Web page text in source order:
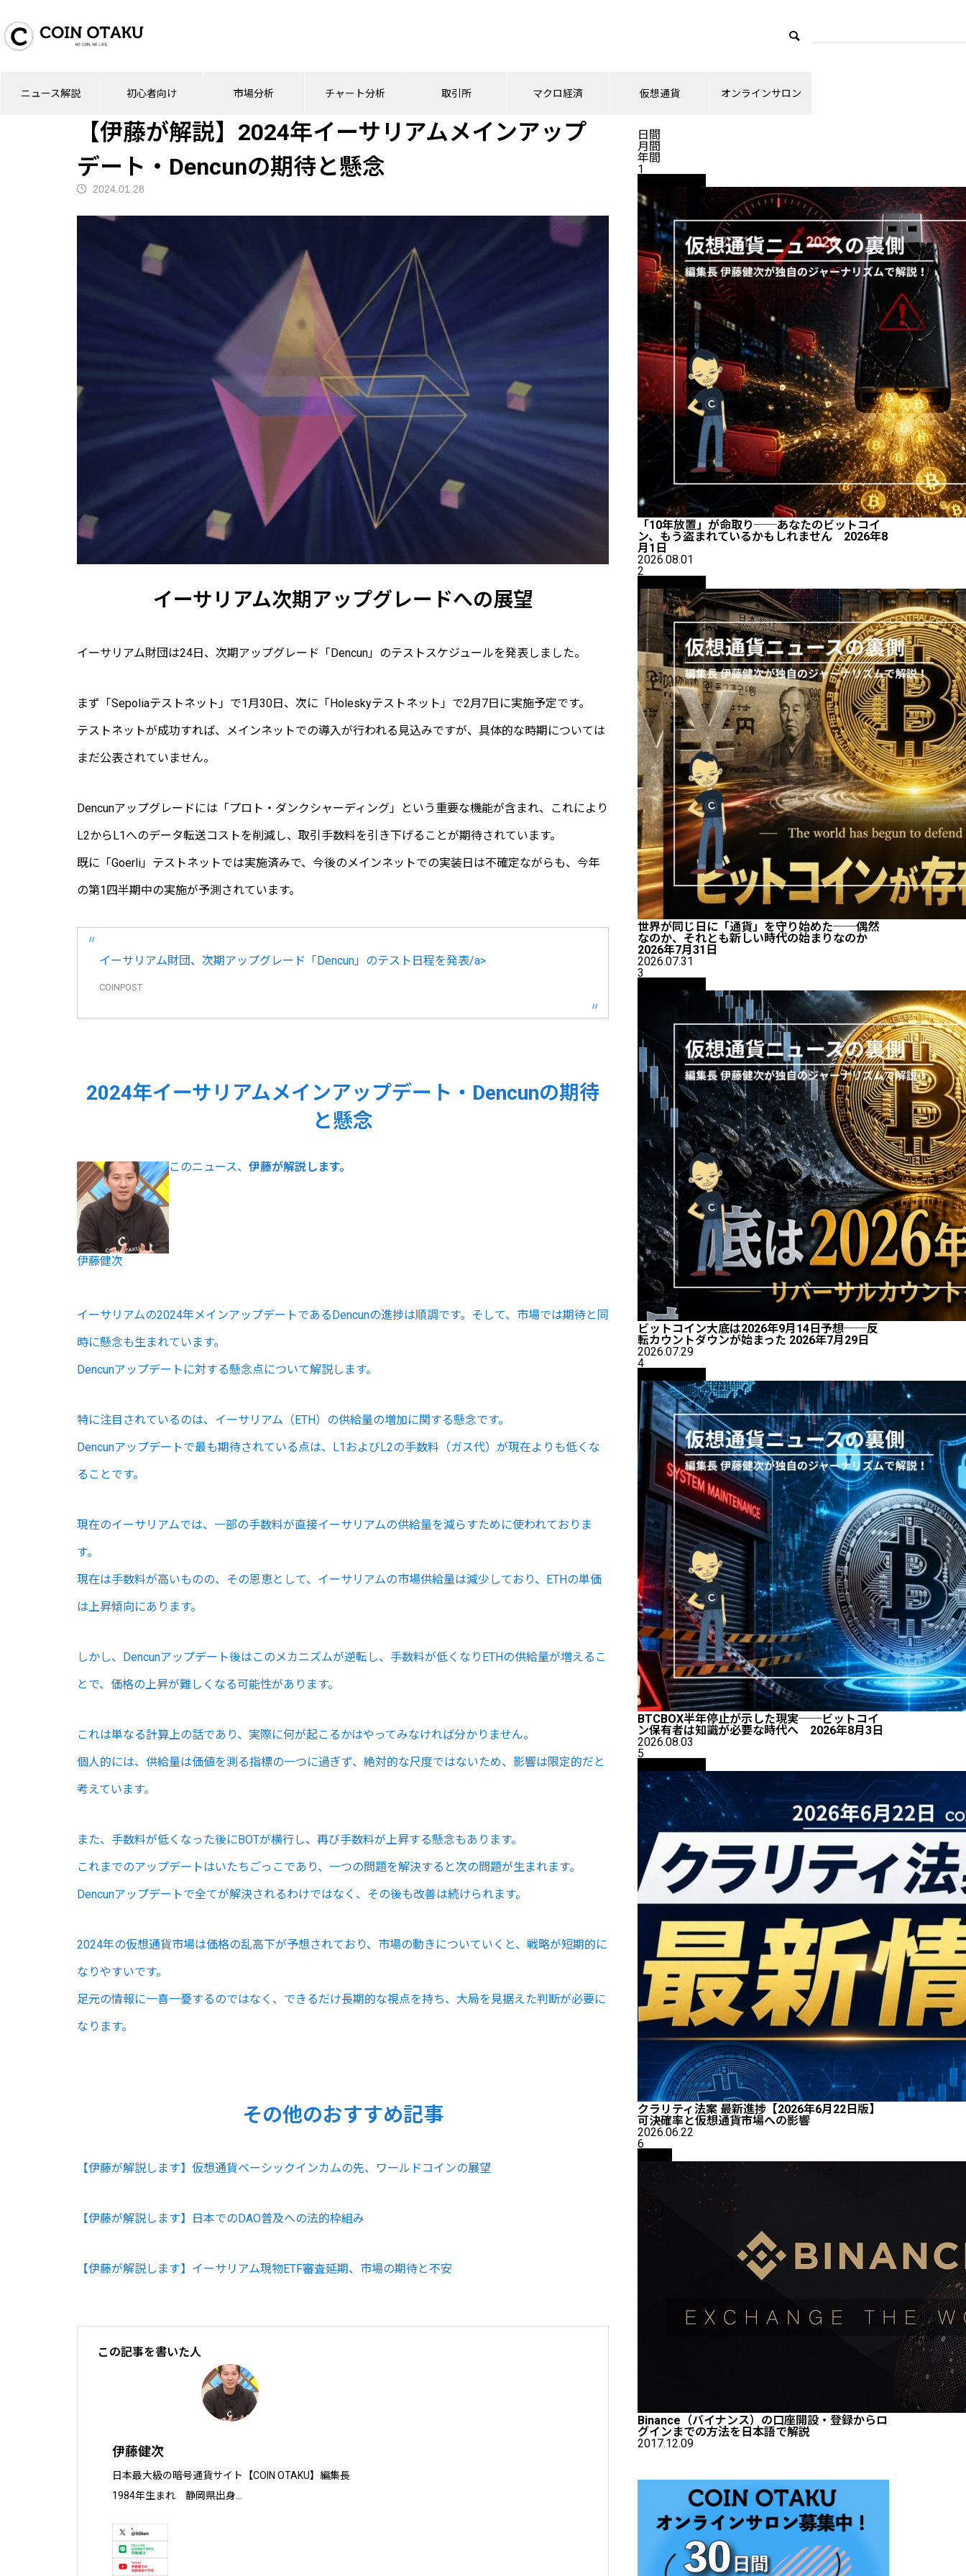
ニュース解説 初心者向け 市場分析 チャート分析 取引所 マクロ経済 仮想通貨 オンラインサロン
ニュース解説
【伊藤が解説】2024年イーサリアムメインアップ
デート・Dencunの期待と懸念
2024.01.28
イーサリアム次期アップグレードへの展望
イーサリアム財団は24日、次期アップグレード「Dencun」のテストスケジュールを発表しました。
まず「Sepoliaテストネット」で1月30日、次に「Holeskyテストネット」で2月7日に実施予定です。
テストネットが成功すれば、メインネットでの導入が行われる見込みですが、具体的な時期については
まだ公表されていません。
Dencunアップグレードには「プロト・ダンクシャーディング」という重要な機能が含まれ、これにより
L2からL1へのデータ転送コストを削減し、取引手数料を引き下げることが期待されています。
既に「Goerli」テストネットでは実施済みで、今後のメインネットでの実装日は不確定ながらも、今年
の第1四半期中の実施が予測されています。
イーサリアム財団、次期アップグレード「Dencun」のテスト日程を発表/a>
COINPOST
2024年イーサリアムメインアップデート・Dencunの期待
と懸念
伊藤健次
このニュース、 伊藤が解説します。
イーサリアムの2024年メインアップデートであるDencunの進捗は順調です。そして、市場では期待と同
時に懸念も生まれています。
Dencunアップデートに対する懸念点について解説します。
特に注目されているのは、イーサリアム（ETH）の供給量の増加に関する懸念です。
Dencunアップデートで最も期待されている点は、L1およびL2の手数料（ガス代）が現在よりも低くな
ることです。
現在のイーサリアムでは、一部の手数料が直接イーサリアムの供給量を減らすために使われておりま
す。
現在は手数料が高いものの、その恩恵として、イーサリアムの市場供給量は減少しており、ETHの単価
は上昇傾向にあります。
しかし、Dencunアップデート後はこのメカニズムが逆転し、手数料が低くなりETHの供給量が増えるこ
とで、価格の上昇が難しくなる可能性があります。
これは単なる計算上の話であり、実際に何が起こるかはやってみなければ分かりません。
個人的には、供給量は価値を測る指標の一つに過ぎず、絶対的な尺度ではないため、影響は限定的だと
考えています。
また、手数料が低くなった後にBOTが横行し、再び手数料が上昇する懸念もあります。
これまでのアップデートはいたちごっこであり、一つの問題を解決すると次の問題が生まれます。
Dencunアップデートで全てが解決されるわけではなく、その後も改善は続けられます。
2024年の仮想通貨市場は価格の乱高下が予想されており、市場の動きについていくと、戦略が短期的に
なりやすいです。
足元の情報に一喜一憂するのではなく、できるだけ長期的な視点を持ち、大局を見据えた判断が必要に
なります。
その他のおすすめ記事
【伊藤が解説します】仮想通貨ベーシックインカムの先、ワールドコインの展望
【伊藤が解説します】日本でのDAO普及への法的枠組み
【伊藤が解説します】イーサリアム現物ETF審査延期、市場の期待と不安
この記事を書いた人
伊藤健次
日本最大級の暗号通貨サイト【COIN OTAKU】編集長
1984年生まれ　静岡県出身
慶應義塾大学 大学院 経営管理研究科 ヘルスケアポリシー＆マネジメント集中コース終了
株式会社ソクラテス 代表取締役 / 国内企業暗号資産事業顧問 / 暗号資産取引所アドバイザー /
ランキング
日間
月間
年間
1
「10年放置」が命取り──あなたのビットコイ
ン、もう盗まれているかもしれません 2026年8
月1日
2026.08.01
2
世界が同じ日に「通貨」を守り始めた──偶然
なのか、それとも新しい時代の始まりなのか
2026年7月31日
2026.07.31
3
ビットコイン大底は2026年9月14日予想──反
転カウントダウンが始まった 2026年7月29日
2026.07.29
4
BTCBOX半年停止が示した現実──ビットコイ
ン保有者は知識が必要な時代へ 2026年8月3日
2026.08.03
5
クラリティ法案 最新進捗【2026年6月22日版】
可決確率と仮想通貨市場への影響
2026.06.22
6
Binance（バイナンス）の口座開設・登録からロ
グインまでの方法を日本語で解説
2017.12.09